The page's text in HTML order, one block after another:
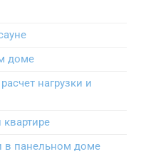
доме
нагрузки и
в панельном доме